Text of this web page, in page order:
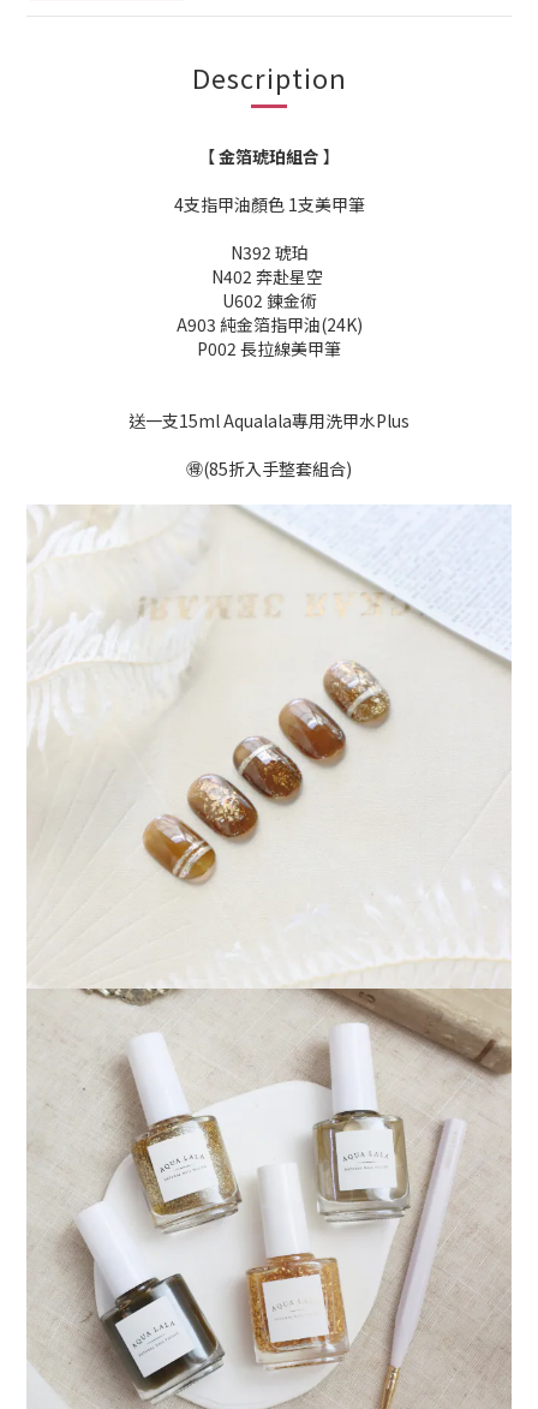
Description
【金箔琥珀組合 】
4支指甲油顏色 1支美甲筆
N392 琥珀
N402 奔赴星空
U602 鍊金術
A903 純金箔指甲油(24K)
P002 長拉線美甲筆
送一支15ml Aqualala專用洗甲水Plus
🉐(85折入手整套組合)